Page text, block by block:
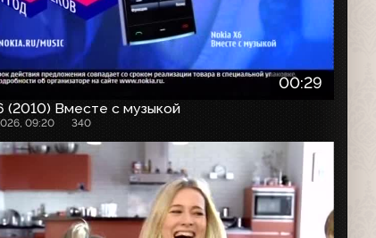
00:29
(2010) Вместе с музыкой
09:20 340